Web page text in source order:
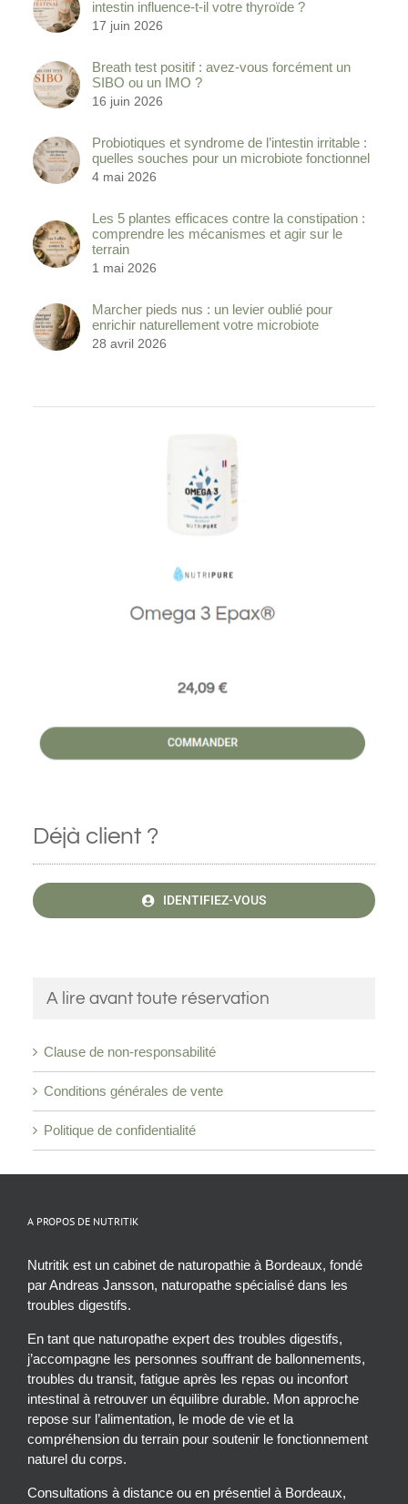
intestin influence-t-il votre thyroïde ?
17 juin 2026
Breath test positif : avez-vous forcément un
SIBO ou un IMO ?
16 juin 2026
Probiotiques et syndrome de l’intestin irritable :
quelles souches pour un microbiote fonctionnel
4 mai 2026
Les 5 plantes efficaces contre la constipation :
comprendre les mécanismes et agir sur le
terrain
1 mai 2026
Marcher pieds nus : un levier oublié pour
enrichir naturellement votre microbiote
28 avril 2026
Déjà client ?
IDENTIFIEZ-VOUS
A lire avant toute réservation
Clause de non-responsabilité
Conditions générales de vente
Politique de confidentialité
A PROPOS DE NUTRITIK
Nutritik est un cabinet de naturopathie à Bordeaux, fondé
par Andreas Jansson, naturopathe spécialisé dans les
troubles digestifs.
En tant que naturopathe expert des troubles digestifs,
j’accompagne les personnes souffrant de ballonnements,
troubles du transit, fatigue après les repas ou inconfort
intestinal à retrouver un équilibre durable. Mon approche
repose sur l’alimentation, le mode de vie et la
compréhension du terrain pour soutenir le fonctionnement
naturel du corps.
Consultations à distance ou en présentiel à Bordeaux,